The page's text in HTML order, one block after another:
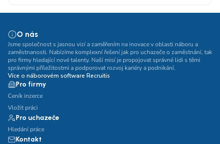
O nás
Jsme společnost s jasnou vizí a zaměřením na inovace v oblasti náboru a
zaměstnanosti. Nabízíme komplexní řešení jak pro uchazeče o zaměstnání, tak
pro firmy hledající nové talenty. Naší misí je propojovat správné lidi s těmi
správnými příležitostmi a podporovat rozvoj kariéry a podnikání.
Více o náborovém software Recruitis
Pro firmy
Ceník inzerce
Vložit práci
Pro uchazeče
Hledání práce
Kontakt